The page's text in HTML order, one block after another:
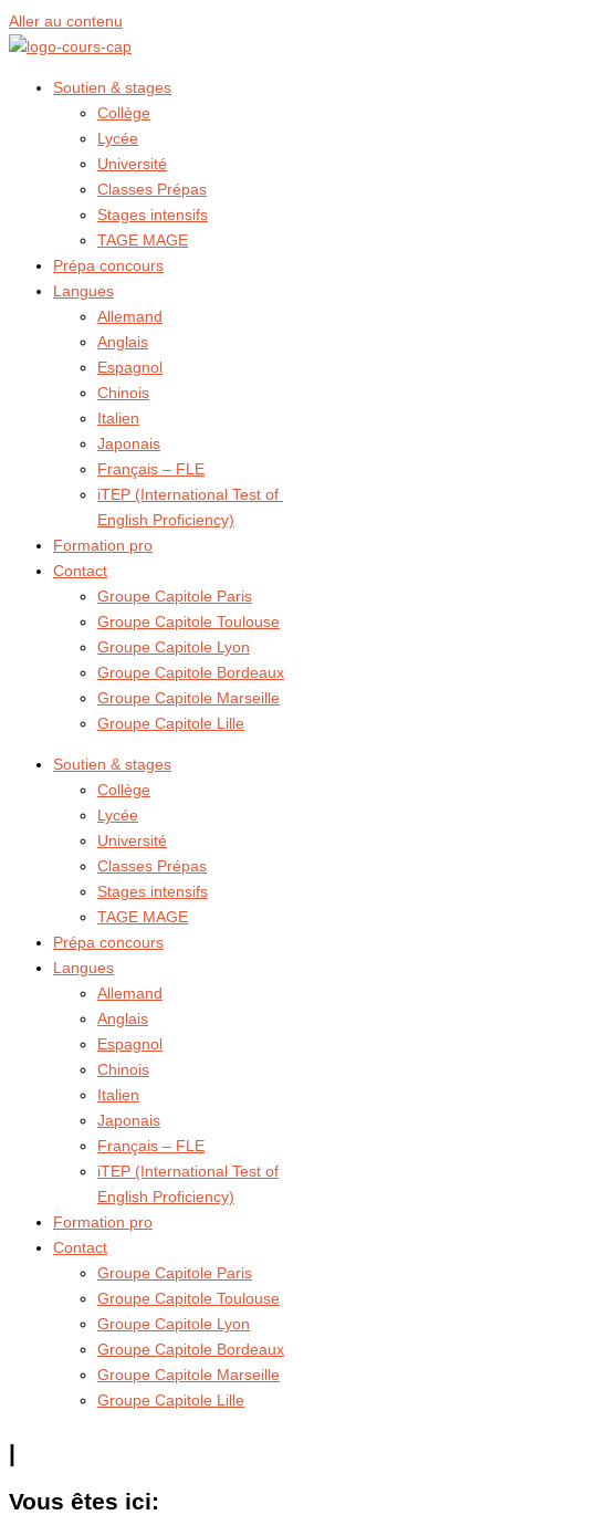
Aller au contenu
Soutien & stages
Collège
Lycée
Université
Classes Prépas
Stages intensifs
TAGE MAGE
Prépa concours
Langues
Allemand
Anglais
Espagnol
Chinois
Italien
Japonais
Français – FLE
iTEP (International Test of
English Proficiency)
Formation pro
Contact
Groupe Capitole Paris
Groupe Capitole Toulouse
Groupe Capitole Lyon
Groupe Capitole Bordeaux
Groupe Capitole Marseille
Groupe Capitole Lille
Soutien & stages
Collège
Lycée
Université
Classes Prépas
Stages intensifs
TAGE MAGE
Prépa concours
Langues
Allemand
Anglais
Espagnol
Chinois
Italien
Japonais
Français – FLE
iTEP (International Test of
English Proficiency)
Formation pro
Contact
Groupe Capitole Paris
Groupe Capitole Toulouse
Groupe Capitole Lyon
Groupe Capitole Bordeaux
Groupe Capitole Marseille
Groupe Capitole Lille
|
Vous êtes ici: